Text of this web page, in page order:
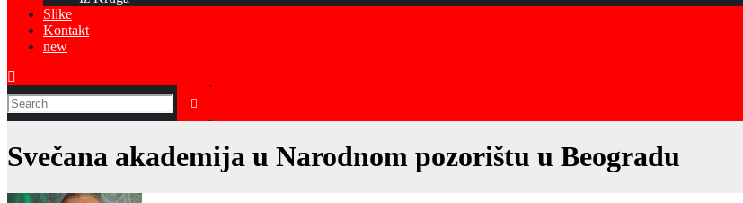
Slike
Kontakt
new
Svečana akademija u Narodnom pozorištu u Beogradu